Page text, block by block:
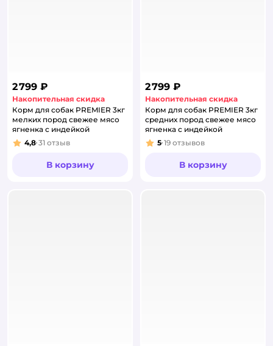
2 799 ₽
Накопительная скидка
Корм для собак PREMIER 3кг
мелких пород свежее мясо
ягненка с индейкой
Рейтинг:
4,8 31 отзыв
В корзину
2 799 ₽
Накопительная скидка
Корм для собак PREMIER 3кг
средних пород свежее мясо
ягненка с индейкой
Рейтинг:
5 19 отзывов
В корзину